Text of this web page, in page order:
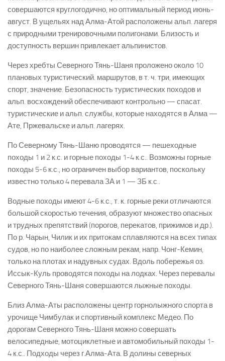
совершаются круглогодично, но оптимальный период июнь-
август. В ущельях над Алма-Атой расположены альп. лагеря
с природными тренировочными полигонами. Близость и
доступность вершин привлекает альпинистов.
Через хребты Северного Тянь-Шаня проложено около 10
плановых туристический. маршрутов, в т. ч. три, имеющих
спорт, значение. Безопасность туристических походов и
альп. восхождений обеспечивают контрольно — спасат.
туристические и альп. службы, которые находятся в Алма —
Ате, Пржевальске и альп. лагерях.
По Северному Тянь-Шаню проводятся — пешеходные
походы 1 и 2 к.с. и горные походы 1-4 к.с.. Возможны горные
походы 5-6 к.с., но ограничен выбор вариантов, поскольку
известно только 4 перевала ЗА и 1 — ЗБ к.с..
Водные походы имеют 4-6 к.с., т. к. горные реки отличаются
большой скоростью течения, образуют множество опасных
и трудных препятствий (порогов, перекатов, прижимов и др.).
По р. Чарын, Чилик и их притокам сплавляются на всех типах
судов, но по наиболее сложным рекам, напр. Чонг-Кемин,
только на плотах и надувных судах. Вдоль побережья оз.
Иссык-Куль проводятся походы на лодках. Через перевалы
Северного Тянь-Шаня совершаются лыжные походы.
Близ Алма-Аты расположены центр горнолыжного спорта в
урочище Чимбулак и спортивный комплекс Медео. По
дорогам Северного Тянь-Шаня можно совершать
велосипедные, мотоциклетные и автомобильный походы 1-
4 к.с.. Подходы через г.Алма-Ата. В долины северных